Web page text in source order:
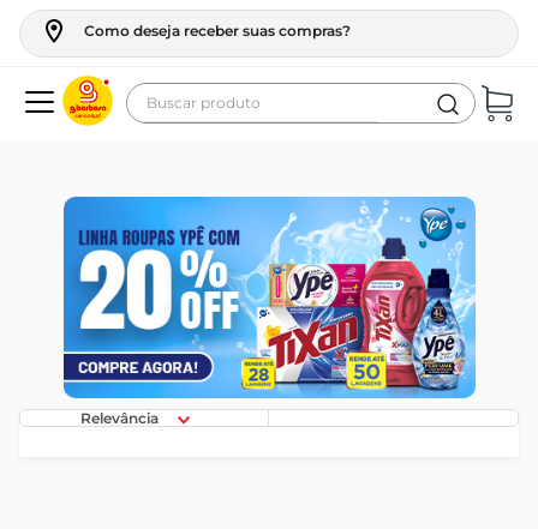
Como deseja receber suas compras?
Buscar produto
Relevância
geladeira
maquina lavar
fogao
café
cerveja
frango